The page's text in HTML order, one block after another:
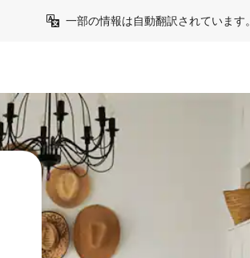
一部の情報は自動翻訳されています。